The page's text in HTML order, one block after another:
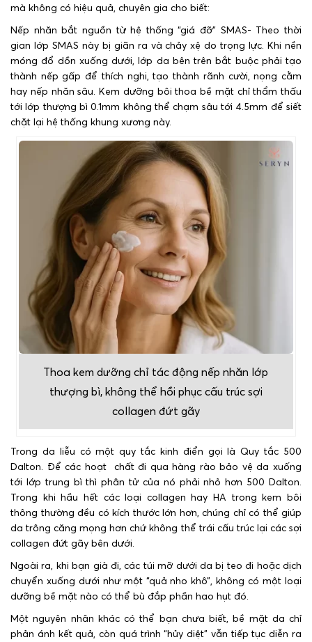
mà không có hiệu quả, chuyên gia cho biết:
Nếp nhăn bắt nguồn từ hệ thống “giá đỡ” SMAS- Theo thời
gian lớp SMAS này bị giãn ra và chảy xệ do trọng lực. Khi nền
móng đổ dồn xuống dưới, lớp da bên trên bắt buộc phải tạo
thành nếp gấp để thích nghi, tạo thành rãnh cười, nọng cằm
hay nếp nhăn sâu. Kem dưỡng bôi thoa bề mặt chỉ thẩm thấu
tới lớp thượng bì 0.1mm không thể chạm sâu tới 4.5mm để siết
chặt lại hệ thống khung xương này.
Thoa kem dưỡng chỉ tác động nếp nhăn lớp
thượng bì, không thể hồi phục cấu trúc sợi
collagen đứt gãy
Trong da liễu có một quy tắc kinh điển gọi là Quy tắc 500
Dalton. Để các hoạt chất đi qua hàng rào bảo vệ da xuống
tới lớp trung bì thì phân tử của nó phải nhỏ hơn 500 Dalton.
Trong khi hầu hết các loại collagen hay HA trong kem bôi
thông thường đều có kích thước lớn hơn, chúng chỉ có thể giúp
da trông căng mọng hơn chứ không thể trái cấu trúc lại các sợi
collagen đứt gãy bên dưới.
Ngoài ra, khi bạn già đi, các túi mỡ dưới da bị teo đi hoặc dịch
chuyển xuống dưới như một “quả nho khô”, không có một loại
dưỡng bề mặt nào có thể bù đắp phần hao hụt đó.
Một nguyên nhân khác có thể bạn chưa biết, bề mặt da chỉ
phản ánh kết quả, còn quá trình “hủy diệt” vẫn tiếp tục diễn ra